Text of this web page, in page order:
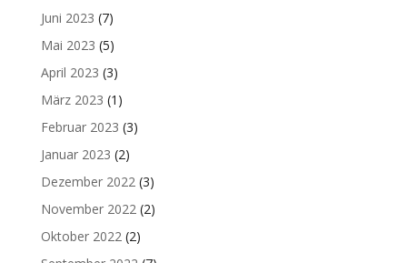
Juni 2023 (7)
Mai 2023 (5)
April 2023 (3)
März 2023 (1)
Februar 2023 (3)
Januar 2023 (2)
Dezember 2022(3)
November 2022(2)
Oktober 2022(2)